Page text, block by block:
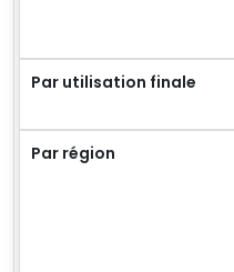
Par utilisation finale
Par région